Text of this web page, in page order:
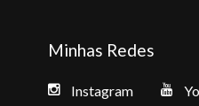
Minhas Redes
Instagram